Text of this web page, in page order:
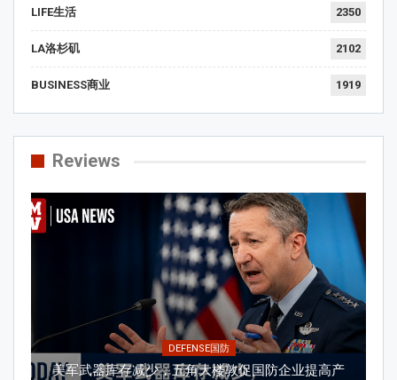
LIFE生活 2350
LA洛杉矶 2102
BUSINESS商业 1919
Reviews
DEFENSE国防
美军武器库存减少，五角大楼敦促国防企业提高产